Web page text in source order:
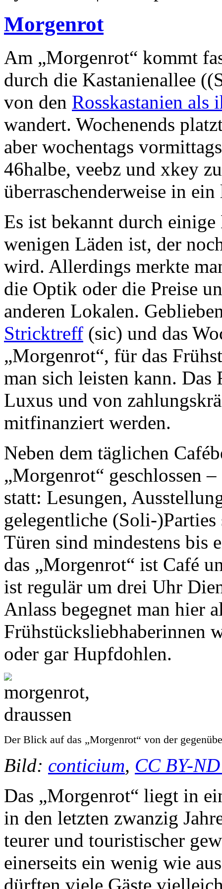
Morgenrot
Am „Morgenrot“ kommt
durch die Kastanienallee
von den Rosskastanien als
wandert. Wochenends
aber wochentags
46halbe, veebz und xkey
überraschenderweise in
Es ist bekannt durch
wenigen Läden ist, der
wird. Allerdings merkte
die Optik oder die Preise
anderen Lokalen.
Stricktreff (sic) und das
„Morgenrot“, für das
man sich leisten kann.
Luxus und von
mitfinanziert werden.
Neben dem täglichen
„Morgenrot“ geschlossen
statt: Lesungen,
gelegentliche (Soli-
Türen sind mindestens bis
das „Morgenrot“ ist Café
ist regulär um drei Uhr
Anlass begegnet man hier
Frühstücksliebhaberinnen
oder gar Hupfdohlen.
Der Blick auf das „Morgenrot“ von der
Bild: conticium, CC BY-
Das „Morgenrot“ liegt in
in den letzten zwanzig
teurer und touristischer
einerseits ein wenig wie
dürften viele Gäste